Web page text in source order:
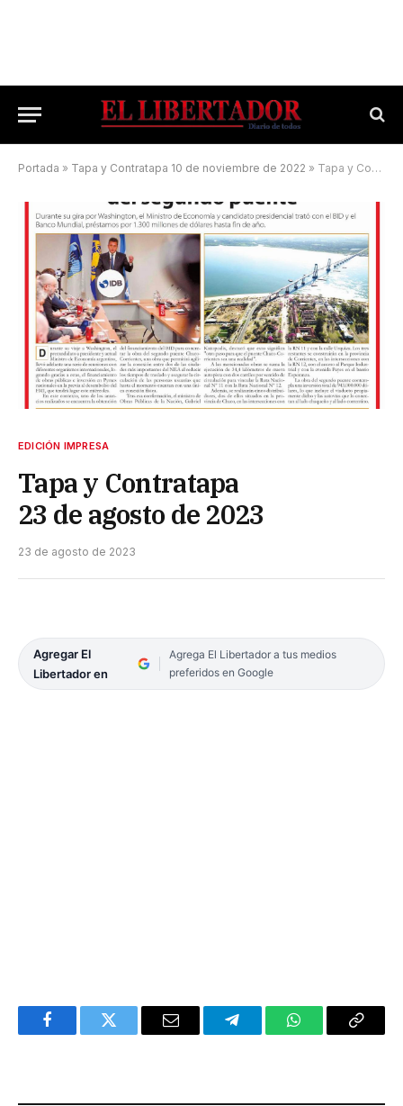
Portada » Tapa y Contratapa 10 de noviembre de 2022 » Tapa y Contratapa 23 de agosto de 2023
EDICIÓN IMPRESA
Tapa y Contratapa
23 de agosto de 2023
23 de agosto de 2023
Agregar El
Libertador en
Agrega El Libertador a tus medios
preferidos en Google
FacebookTwitter Email TelegramWhatsAppCopy